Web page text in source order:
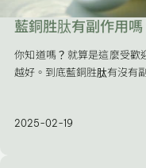
藍銅胜肽有副作用
你知道嗎？就算是這麼受歡
越好。到底藍銅胜肽有沒有
2025-02-19